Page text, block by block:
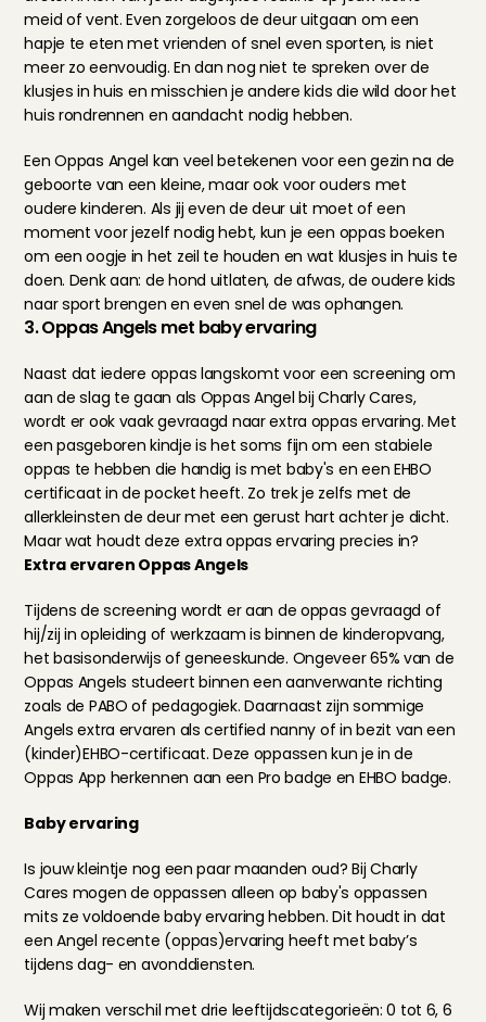
meid of vent. Even zorgeloos de deur uitgaan om een
hapje te eten met vrienden of snel even sporten, is niet
meer zo eenvoudig. En dan nog niet te spreken over de
klusjes in huis en misschien je andere kids die wild door het
huis rondrennen en aandacht nodig hebben.
Een Oppas Angel kan veel betekenen voor een gezin na de
geboorte van een kleine, maar ook voor ouders met
oudere kinderen. Als jij even de deur uit moet of een
moment voor jezelf nodig hebt, kun je een oppas boeken
om een oogje in het zeil te houden en wat klusjes in huis te
doen. Denk aan: de hond uitlaten, de afwas, de oudere kids
naar sport brengen en even snel de was ophangen.
3. Oppas Angels met baby ervaring
Naast dat iedere oppas langskomt voor een screening om
aan de slag te gaan als Oppas Angel bij Charly Cares,
wordt er ook vaak gevraagd naar extra oppas ervaring. Met
een pasgeboren kindje is het soms fijn om een stabiele
oppas te hebben die handig is met baby's en een EHBO
certificaat in de pocket heeft. Zo trek je zelfs met de
allerkleinsten de deur met een gerust hart achter je dicht.
Maar wat houdt deze extra oppas ervaring precies in?
Extra ervaren Oppas Angels
Tijdens de screening wordt er aan de oppas gevraagd of
hij/zij in opleiding of werkzaam is binnen de kinderopvang,
het basisonderwijs of geneeskunde. Ongeveer 65% van de
Oppas Angels studeert binnen een aanverwante richting
zoals de PABO of pedagogiek. Daarnaast zijn sommige
Angels extra ervaren als certified nanny of in bezit van een
(kinder)EHBO-certificaat. Deze oppassen kun je in de
Oppas App herkennen aan een Pro badge en EHBO badge.
Baby ervaring
Is jouw kleintje nog een paar maanden oud? Bij Charly
Cares mogen de oppassen alleen op baby's oppassen
mits ze voldoende baby ervaring hebben. Dit houdt in dat
een Angel recente (oppas)ervaring heeft met baby’s
tijdens dag- en avonddiensten.
Wij maken verschil met drie leeftijdscategorieën: 0 tot 6, 6